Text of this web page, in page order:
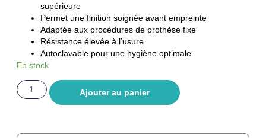
supérieure
Permet une finition soignée avant empreinte
Adaptée aux procédures de prothèse fixe
Résistance élevée à l’usure
Autoclavable pour une hygiène optimale
En stock
Ajouter au panier